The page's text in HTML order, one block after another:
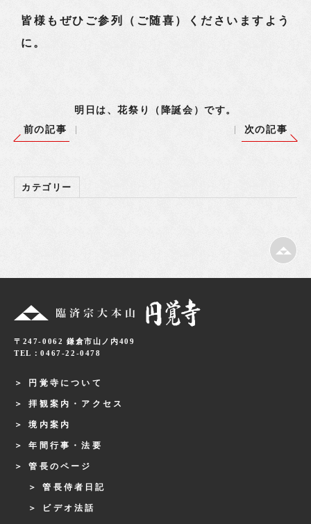
皆様もぜひご参列（ご随喜）くださいますよう
に。
明日は、花祭り（降誕会）です。
前の記事
次の記事
カテゴリー
〒247-0062 鎌倉市山ノ内409
TEL：0467-22-0478
円覚寺について
拝観案内・アクセス
境内案内
年間行事・法要
管長のページ
管長侍者日記
ビデオ法話